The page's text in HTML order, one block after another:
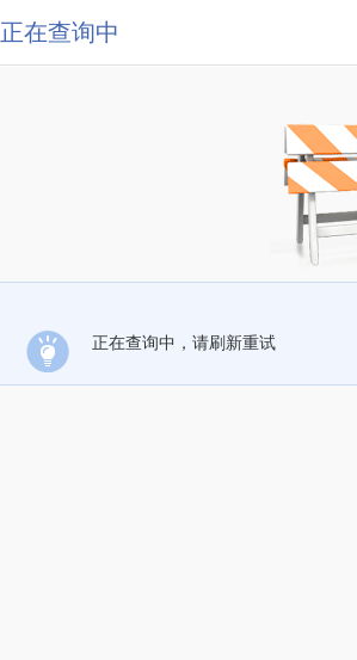
正在查询中
正在查询中，请刷新重试